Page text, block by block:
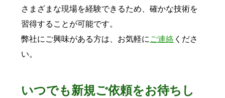
さまざまな現場を経験できるため、確かな技術を
習得することが可能です。
弊社にご興味がある方は、お気軽にご連絡くださ
い。
いつでも新規ご依頼をお待ちし